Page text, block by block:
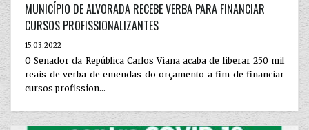
MUNICÍPIO DE ALVORADA RECEBE VERBA PARA FINANCIAR
CURSOS PROFISSIONALIZANTES
15.03.2022
O Senador da República Carlos Viana acaba de liberar 250 mil
reais de verba de emendas do orçamento a fim de financiar
cursos profission...